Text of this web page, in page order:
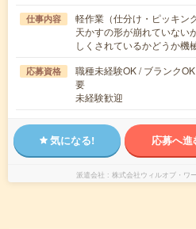
仕事内容
軽作業（仕分け・ピッキン
天かすの形が崩れていない
しくされているかどうか
応募資格
職種未経験OK / ブランク
要
未経験歓迎
気になる! 応募へ進
派遣会社 株式会社ウィルオブ・